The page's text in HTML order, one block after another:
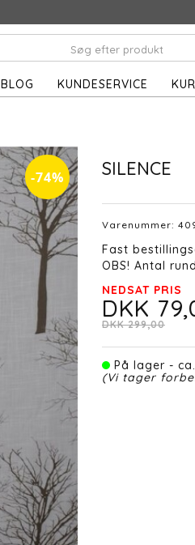
BLOG KUNDESERVICE
-74% SILENCE
Varenummer:
Fast
OBS! Antal
NEDSAT PRIS
DKK
DKK 299,00
På lager -
(Vi tager